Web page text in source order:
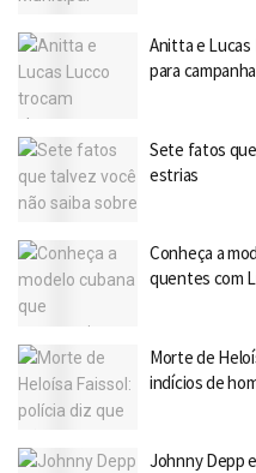
Anitta e Lucas
para
Sete fatos
estrias
Conheça a
quentes com
Morte de
indícios de
Johnny Depp